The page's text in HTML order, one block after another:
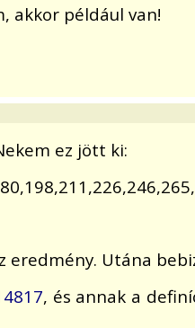
akkor például van!
ez jött ki:
eredmény. Utána
, és annak a